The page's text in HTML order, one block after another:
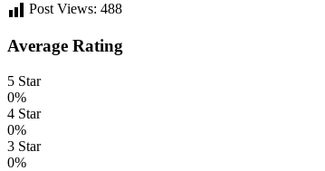
Post Views: 488
Average Rating
5 Star
0%
4 Star
0%
3 Star
0%